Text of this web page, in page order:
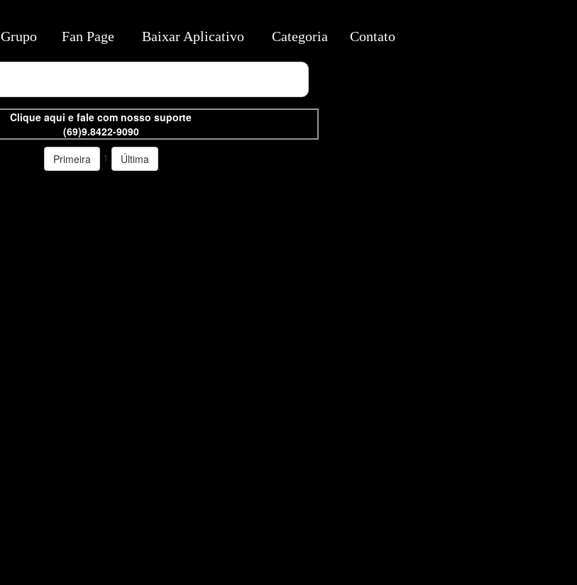
Clique aqui e fale com nosso suporte
(69)9.8422-9090
Primeira
1 Última
Grupo Fan Page Baixar Aplicativo Categoria Contato